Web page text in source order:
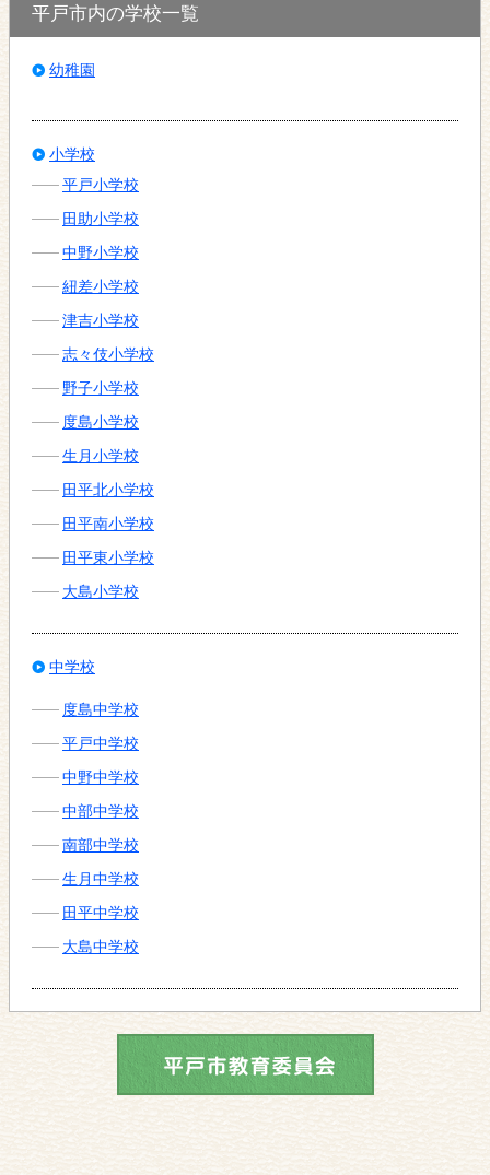
平戸市内の学校一覧
幼稚園
小学校
平戸小学校
田助小学校
中野小学校
紐差小学校
津吉小学校
志々伎小学校
野子小学校
度島小学校
生月小学校
田平北小学校
田平南小学校
田平東小学校
大島小学校
中学校
度島中学校
平戸中学校
中野中学校
中部中学校
南部中学校
生月中学校
田平中学校
大島中学校